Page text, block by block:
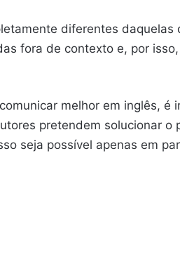
diferentes daquelas
fora de contexto e, por
melhor em inglês, é
pretendem solucionar o
seja possível apenas em